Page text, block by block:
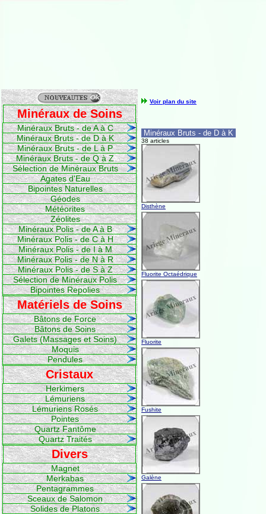
Minéraux de Soins
Minéraux Bruts - de A à C
Minéraux Bruts - de D à K
Minéraux Bruts - de L à P
Minéraux Bruts - de Q à Z
Sélection de Minéraux Bruts
Agates d'Eau
Bipointes Naturelles
Géodes
Météorites
Zéolites
Minéraux Polis - de A à B
Minéraux Polis - de C à H
Minéraux Polis - de I à M
Minéraux Polis - de N à R
Minéraux Polis - de S à Z
Sélection de Minéraux Polis
Bipointes Repolies
Matériels de Soins
Bâtons de Force
Bâtons de Soins
Galets (Massages et Soins)
Moquis
Pendules
Cristaux
Herkimers
Lémuriens
Lémuriens Rosés
Pointes
Quartz Fantôme
Quartz Traités
Divers
Magnet
Merkabas
Pentagrammes
Sceaux de Salomon
Solides de Platons
Voir plan du site
Minéraux Bruts - de D à K
38 articles
Disthène
Fluorite Octaédrique
Fluorite
Fushite
Galène